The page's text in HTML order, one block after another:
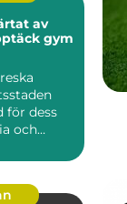
av
gym
för dess
och